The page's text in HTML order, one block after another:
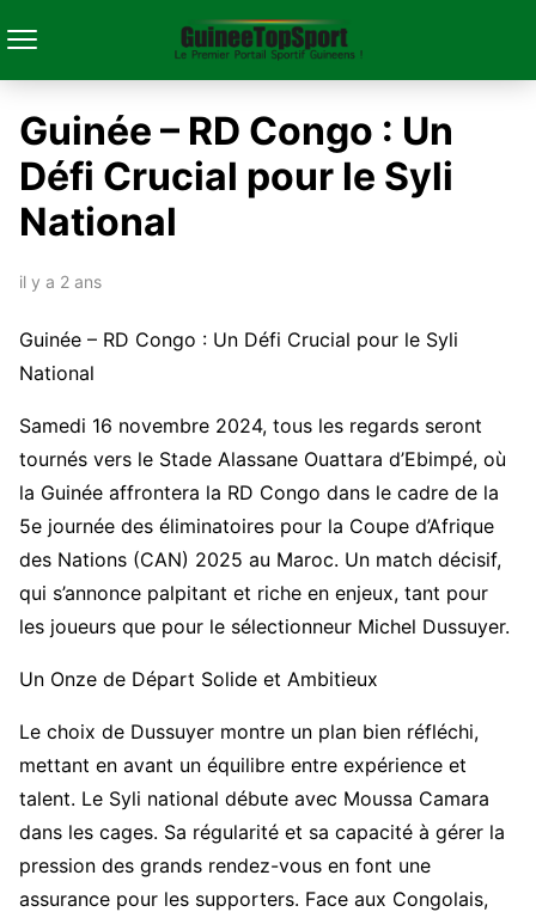
Guinée – RD Congo : Un
Défi Crucial pour le Syli
National
il y a 2 ans
Guinée – RD Congo : Un Défi Crucial pour le Syli
National
Samedi 16 novembre 2024, tous les regards seront
tournés vers le Stade Alassane Ouattara d’Ebimpé, où
la Guinée affrontera la RD Congo dans le cadre de la
5e journée des éliminatoires pour la Coupe d’Afrique
des Nations (CAN) 2025 au Maroc. Un match décisif,
qui s’annonce palpitant et riche en enjeux, tant pour
les joueurs que pour le sélectionneur Michel Dussuyer.
Un Onze de Départ Solide et Ambitieux
Le choix de Dussuyer montre un plan bien réfléchi,
mettant en avant un équilibre entre expérience et
talent. Le Syli national débute avec Moussa Camara
dans les cages. Sa régularité et sa capacité à gérer la
pression des grands rendez-vous en font une
assurance pour les supporters. Face aux Congolais,